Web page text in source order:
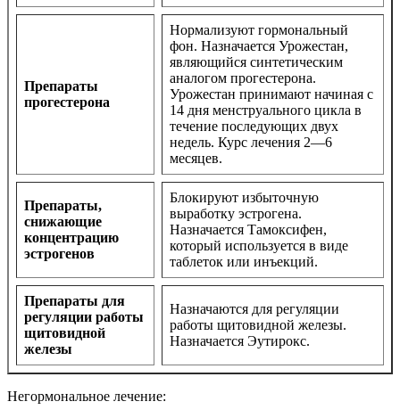
Препараты
прогестерона
Нормализуют гормональный
фон. Назначается Урожестан,
являющийся синтетическим
аналогом прогестерона.
Урожестан принимают начиная с
14 дня менструального цикла в
течение последующих двух
недель. Курс лечения 2—6
месяцев.
Препараты,
снижающие
концентрацию
эстрогенов
Блокируют избыточную
выработку эстрогена.
Назначается Тамоксифен,
который используется в виде
таблеток или инъекций.
Препараты для
регуляции работы
щитовидной
железы
Назначаются для регуляции
работы щитовидной железы.
Назначается Эутирокс.
Негормональное лечение: